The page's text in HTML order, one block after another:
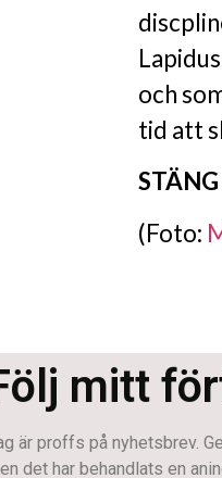
och
tid att
(Foto:
mitt
är proffs på nyhetsbrev.
det har behandlats en